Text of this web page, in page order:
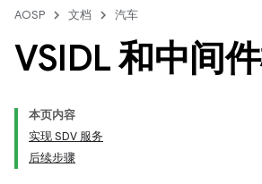
AOSP 文档 汽车
VSIDL 和中间
本页内容
实现 SDV 服务
后续步骤